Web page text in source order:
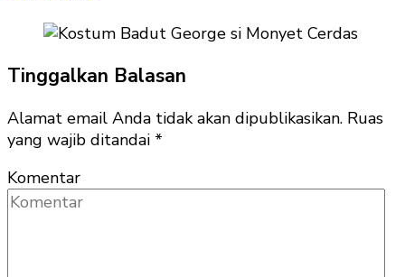
Tinggalkan Balasan
Alamat email Anda tidak akan dipublikasikan. Ruas
yang wajib ditandai *
Komentar